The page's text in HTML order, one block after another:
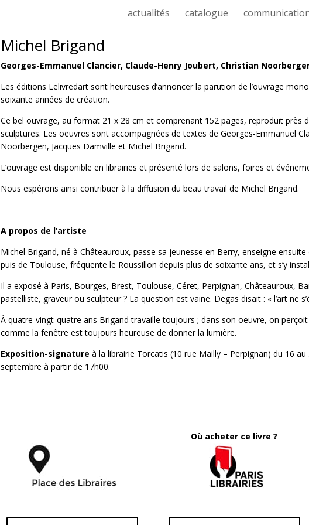
actualités catalogue
Michel Brigand
Georges-Emmanuel Clancier, Claude-Henry Joubert, Christian
Les éditions Lelivredart sont heureuses d’annoncer la parution de l’ouvrage
soixante années de création.
Ce bel ouvrage, au format 21 x 28 cm et comprenant 152 pages, reproduit près
sculptures. Les oeuvres sont accompagnées de textes de Georges-Emmanuel
Noorbergen, Jacques Damville et Michel Brigand.
L’ouvrage est disponible en librairies et présenté lors de salons, foires et
Nous espérons ainsi contribuer à la diffusion du beau travail de Michel Brigand.
A propos de l’artiste
Michel Brigand, né à Châteauroux, passe sa jeunesse en Berry, enseigne
puis de Toulouse, fréquente le Roussillon depuis plus de soixante ans, et s’y
Il a exposé à Paris, Bourges, Brest, Toulouse, Céret, Perpignan, Châteauroux,
pastelliste, graveur ou sculpteur ? La question est vaine. Degas disait : « l’art ne
À quatre-vingt-quatre ans Brigand travaille toujours ; dans son oeuvre, on
comme la fenêtre est toujours heureuse de donner la lumière.
Exposition-signatureà la librairie Torcatis (10 rue Mailly – Perpignan) du 16
septembre à partir de 17h00.
Où acheter ce livre ?